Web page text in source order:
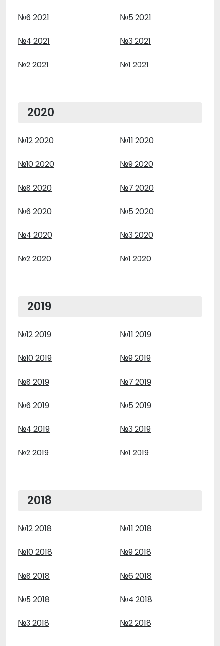
№6 2021 №5 2021
№4 2021 №3 2021
№2 2021 №1 2021
2020
№12 2020 №11 2020
№10 2020 №9 2020
№8 2020 №7 2020
№6 2020 №5 2020
№4 2020 №3 2020
№2 2020 №1 2020
2019
№12 2019 №11 2019
№10 2019 №9 2019
№8 2019 №7 2019
№6 2019 №5 2019
№4 2019 №3 2019
№2 2019 №1 2019
2018
№12 2018 №11 2018
№10 2018 №9 2018
№8 2018 №6 2018
№5 2018 №4 2018
№3 2018 №2 2018